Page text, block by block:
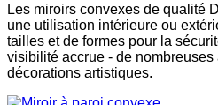
Les miroirs convexes de qualité
une utilisation intérieure ou
tailles et de formes pour la
visibilité accrue - de
décorations artistiques.